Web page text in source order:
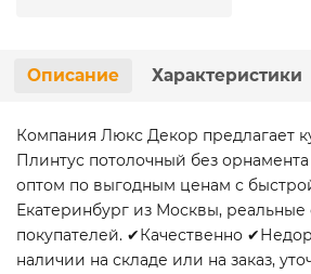
Описание Характеристики
Компания Люкс Декор предлагает
Плинтус потолочный без
оптом по выгодным ценам с
Екатеринбург из Москвы, реальные
покупателей. ✔Качественно
наличии на складе или на заказ,